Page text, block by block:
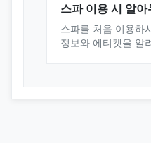
스파 이용 시 알
스파를 처음 이용하
정보와 에티켓을 알